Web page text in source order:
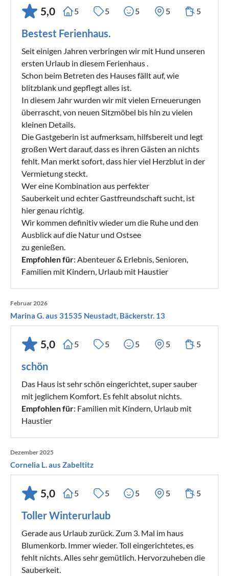
5,0 5 5 5 5 5
Bestest Ferienhaus.
Seit einigen Jahren verbringen wir mit Hund unseren
ersten Urlaub in diesem Ferienhaus .
Schon beim Betreten des Hauses fällt auf, wie
blitzblank und gepflegt alles ist.
In diesem Jahr wurden wir mit vielen Erneuerungen
überrascht, von neuen Sitzmöbel bis hin zu vielen
kleinen Details.
Die Gastgeberin ist aufmerksam, hilfsbereit und legt
großen Wert darauf, dass es ihren Gästen an nichts
fehlt. Man merkt sofort, dass hier viel Herzblut in der
Vermietung steckt.
Wer eine Kombination aus perfekter
Sauberkeit und echter Gastfreundschaft sucht, ist
hier genau richtig.
Wir kommen definitiv wieder um die Ruhe und den
Ausblick auf die Natur und Ostsee
zu genießen.
Empfohlen für: Abenteuer & Erlebnis, Senioren,
Familien mit Kindern, Urlaub mit Haustier
Februar 2026
Marina G. aus 31535 Neustadt, Bäckerstr. 13
5,0 5 5 5 5 5
schön
Das Haus ist sehr schön eingerichtet, super sauber
mit jeglichem Komfort. Es fehlt absolut nichts.
Empfohlen für: Familien mit Kindern, Urlaub mit
Haustier
Dezember 2025
Cornelia L. aus Zabeltitz
5,0 5 5 5 5 5
Toller Winterurlaub
Gerade aus Urlaub zurück. Zum 3. Mal im haus
Blumenkorb. Immer wieder. Toll eingerichtetes, es
fehlt nichts. Alles sehr gemütlich. Hervorzuheben die
Sauberkeit.